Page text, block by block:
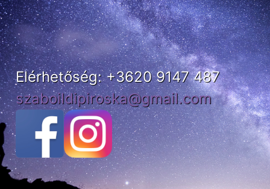
Elérhetőség: +3620 9147 487
szaboildipiroska@gmail.com